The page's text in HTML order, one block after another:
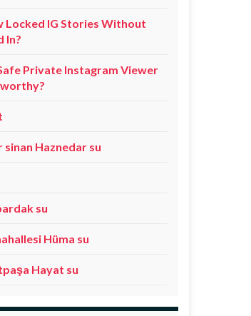
Locked IG Stories Without
In?
Private Instagram Viewer
sinan Haznedar su
su
Hüma su
Hayat su